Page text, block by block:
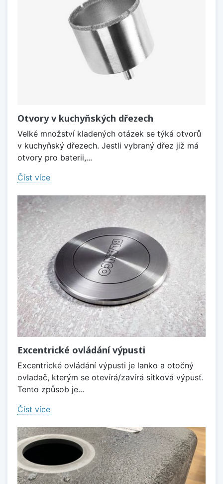
Otvory v kuchyňských dřezech
Velké množství kladených otázek se týká otvorů
v kuchyňský dřezech. Jestli vybraný dřez již má
otvory pro baterii,...
Číst více
Excentrické ovládání výpusti
Excentrické ovládání výpusti je lanko a otočný
ovladač, kterým se otevírá/zavírá sítková výpusť.
Tento způsob je...
Číst více